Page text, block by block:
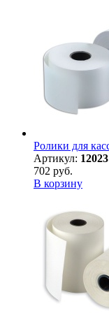
Ролики для
Артикул:
702 руб.
В корзину